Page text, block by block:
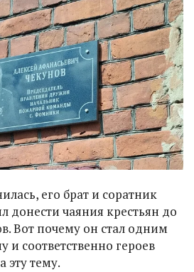
его брат и соратник
донести чаяния крестьян до
Вот почему он стал одним
и соответственно героев
эту тему.